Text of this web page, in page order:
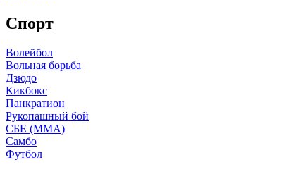
Спорт
Волейбол
Вольная борьба
Дзюдо
Кикбокс
Панкратион
Рукопашный бой
СБЕ (ММА)
Самбо
Футбол